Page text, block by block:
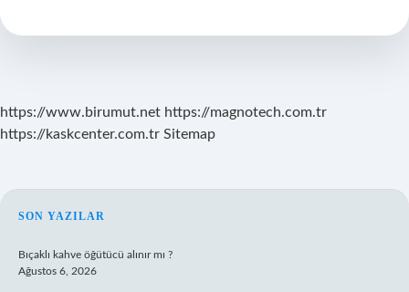
Nelere
https://www.birumut.net https://magnotech.com.tr
https://kaskcenter.com.tr Sitemap
SIDEBAR
SON YAZILAR
Bıçaklı kahve öğütücü alınır mı ?
Ağustos 6, 2026